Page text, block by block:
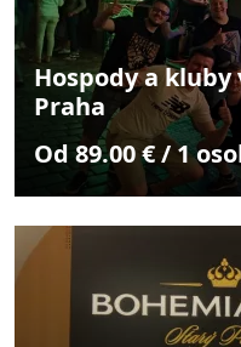
Hospody a kluby
Praha
Od 89.00 € / 1